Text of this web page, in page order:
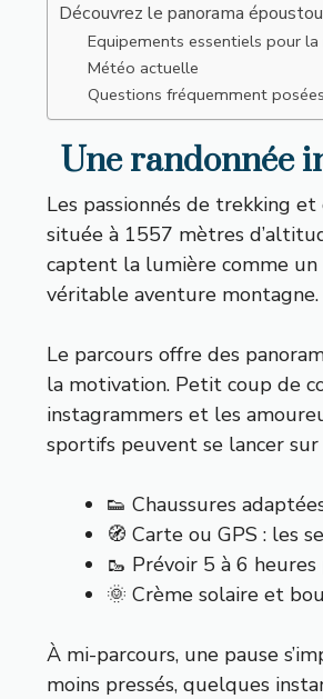
Découvrez le panorama
Equipements essentiels pour la
Météo actuelle
Questions fréquemment posées
Une randonnée
Les passionnés de trekking
située à 1557 mètres
captent la lumière comme
véritable aventure montagne.
Le parcours offre des
la motivation. Petit coup de
instagrammers et les
sportifs peuvent se lancer
👟 Chaussures
🧭 Carte ou GPS : les
🥾 Prévoir 5 à 6
🌞 Crème solaire et
À mi-parcours, une pause
moins pressés, quelques